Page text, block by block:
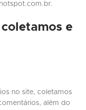
e
no site, coletamos
além do